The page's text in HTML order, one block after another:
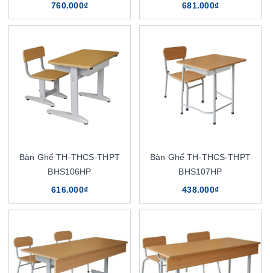
760.000₫
681.000₫
Bàn Ghế TH-THCS-THPT
BHS106HP
616.000₫
Bàn Ghế TH-THCS-THPT
BHS107HP
438.000₫